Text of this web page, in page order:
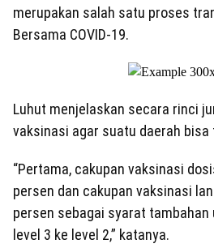
merupakan salah satu proses
Bersama COVID-19.
Luhut menjelaskan secara rinci
vaksinasi agar suatu daerah bisa
“Pertama, cakupan vaksinasi
persen dan cakupan vaksinasi
persen sebagai syarat
level 3 ke level 2,” katanya.